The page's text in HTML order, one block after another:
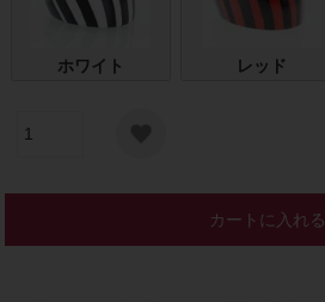
ホワイト レッド
カートに入れる